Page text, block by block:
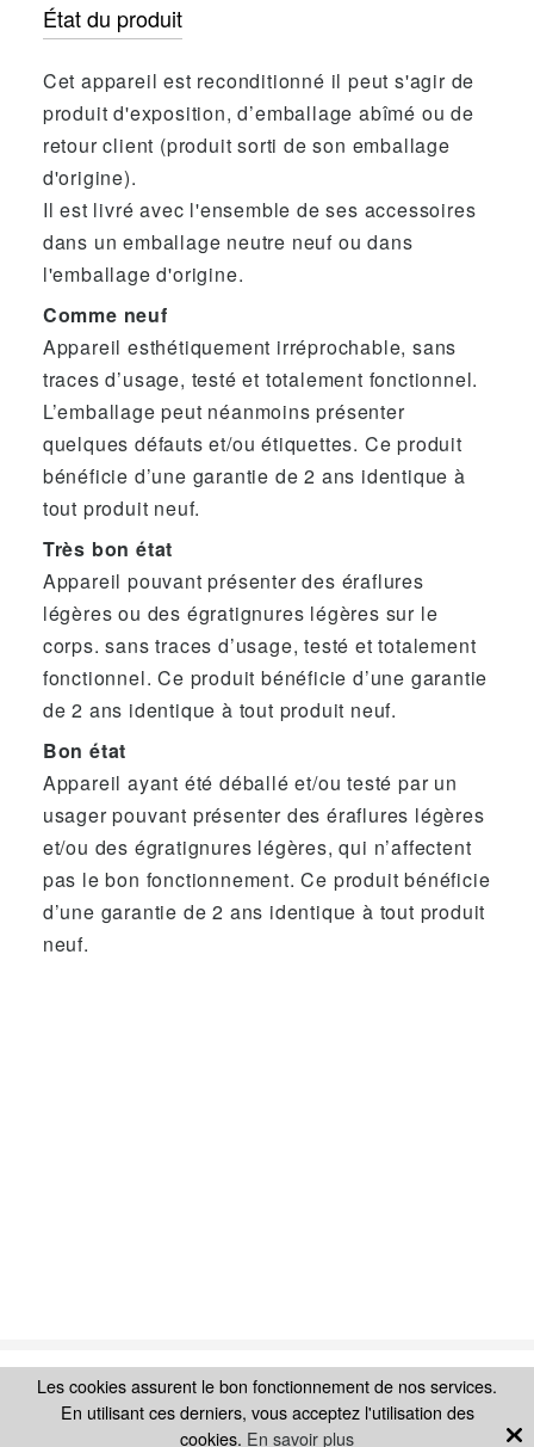
Ajouter au panier
État du produit
Cet appareil est reconditionné il peut s'agir de
produit d'exposition, d’emballage abîmé ou de
retour client (produit sorti de son emballage
d'origine).
Il est livré avec l'ensemble de ses accessoires
dans un emballage neutre neuf ou dans
l'emballage d'origine.
Comme neuf
Appareil esthétiquement irréprochable, sans
traces d’usage, testé et totalement fonctionnel.
L’emballage peut néanmoins présenter
quelques défauts et/ou étiquettes. Ce produit
bénéficie d’une garantie de 2 ans identique à
tout produit neuf.
Très bon état
Appareil pouvant présenter des éraflures
légères ou des égratignures légères sur le
corps. sans traces d’usage, testé et totalement
fonctionnel. Ce produit bénéficie d’une garantie
de 2 ans identique à tout produit neuf.
Bon état
Appareil ayant été déballé et/ou testé par un
usager pouvant présenter des éraflures légères
et/ou des égratignures légères, qui n’affectent
pas le bon fonctionnement. Ce produit bénéficie
d’une garantie de 2 ans identique à tout produit
neuf.
SUIVEZ-NOUS SUR
Les cookies assurent le bon fonctionnement de nos services.
En utilisant ces derniers, vous acceptez l'utilisation des
cookies. En savoir plus